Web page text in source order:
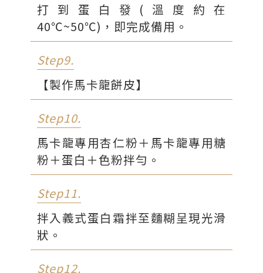
打到蛋白發(溫度約在
40℃~50℃)，即完成備用。
Step9.
【製作馬卡龍餅皮】
Step10.
馬卡龍專用杏仁粉＋馬卡龍專用糖
粉＋蛋白＋色粉拌勻。
Step11.
拌入義式蛋白霜拌至麵糊呈現光滑
狀。
Step12.